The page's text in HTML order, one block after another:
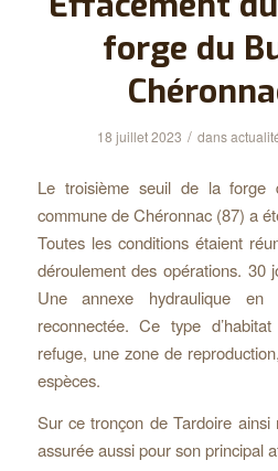
forge du
18 juillet 2023 / dans
Le troisième seuil de la forge
commune de Chéronnac (87) a
Toutes les conditions étaient
déroulement des opérations. 30
Une annexe hydraulique
reconnectée. Ce type
refuge, une zone de
espèces.
Sur ce tronçon de Tardoire ainsi
assurée aussi pour son principal